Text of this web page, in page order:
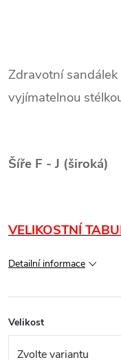
Zdravotní
vyjímatelnou
Šíře F - J (široká)
VELIKOSTNÍ
Detailní informace
Velikost